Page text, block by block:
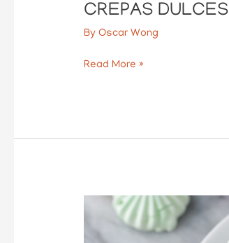
CREPAS DULCES
ByOscar Wong
Read More »
SUSPIROS
NAVIDAD